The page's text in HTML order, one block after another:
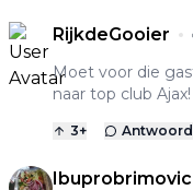
RijkdeGooier
Moet voor die
naar top club Ajax!
3+ Antwoord
Ibuprobrimovic